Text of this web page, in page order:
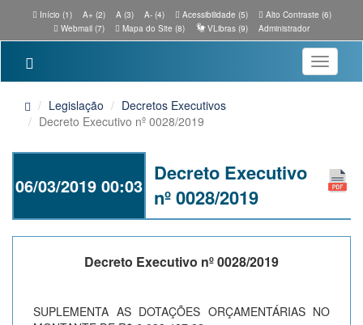
Início (1) A+ (2) A (3) A- (4) Acessibilidade (5)
Alto Contraste (6)
Webmail (7)
Mapa do Site (8) VLibras (9) Administrador
Toggle
Legislação
Decretos Executivos
Decreto Executivo nº 0028/2019
06/03/2019 00:03
Decreto Executivo
nº 0028/2019
Decreto Executivo nº 0028/2019
SUPLEMENTA AS DOTAÇÕES ORÇAMENTÁRIAS NO